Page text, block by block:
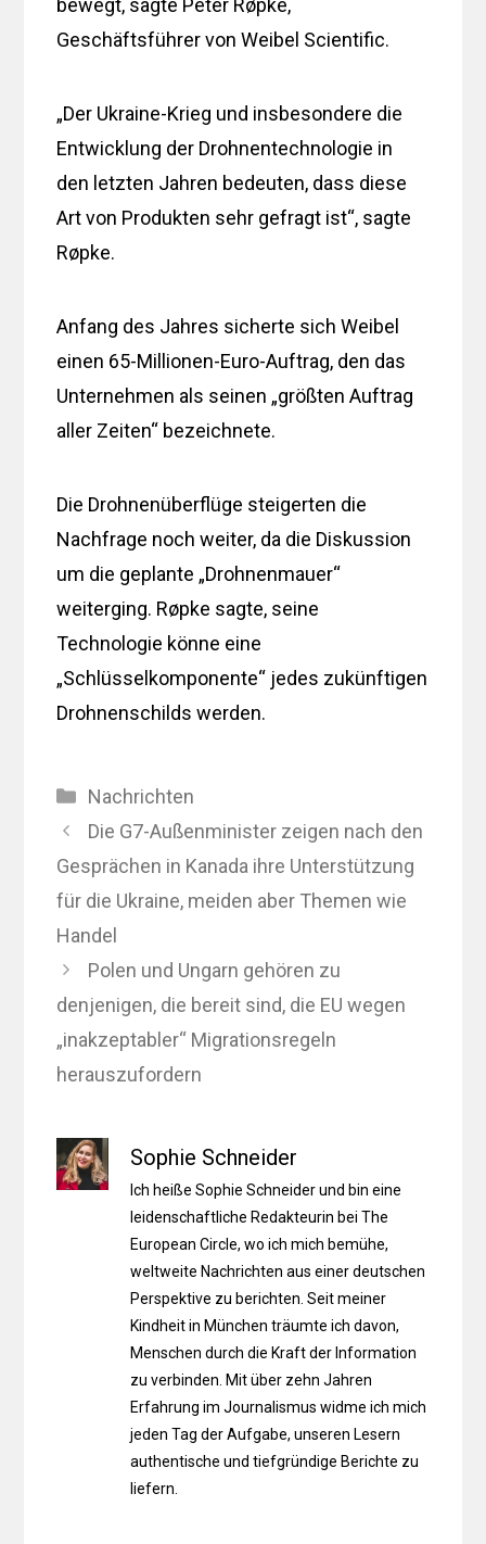
Geschäftsführer von Weibel Scientific.
„Der Ukraine-Krieg und insbesondere die
Entwicklung der Drohnentechnologie in
den letzten Jahren bedeuten, dass diese
Art von Produkten sehr gefragt ist“, sagte
Røpke.
Anfang des Jahres sicherte sich Weibel
einen 65-Millionen-Euro-Auftrag, den das
Unternehmen als seinen „größten Auftrag
aller Zeiten“ bezeichnete.
Die Drohnenüberflüge steigerten die
Nachfrage noch weiter, da die Diskussion
um die geplante „Drohnenmauer“
weiterging. Røpke sagte, seine
Technologie könne eine
„Schlüsselkomponente“ jedes zukünftigen
Drohnenschilds werden.
Kategorien
Nachrichten
Die G7-Außenminister zeigen nach den
Gesprächen in Kanada ihre Unterstützung
für die Ukraine, meiden aber Themen wie
Handel
Polen und Ungarn gehören zu
denjenigen, die bereit sind, die EU wegen
„inakzeptabler“ Migrationsregeln
herauszufordern
Sophie Schneider
Ich heiße Sophie Schneider und bin eine
leidenschaftliche Redakteurin bei The
European Circle, wo ich mich bemühe,
weltweite Nachrichten aus einer deutschen
Perspektive zu berichten. Seit meiner
Kindheit in München träumte ich davon,
Menschen durch die Kraft der Information
zu verbinden. Mit über zehn Jahren
Erfahrung im Journalismus widme ich mich
jeden Tag der Aufgabe, unseren Lesern
authentische und tiefgründige Berichte zu
liefern.